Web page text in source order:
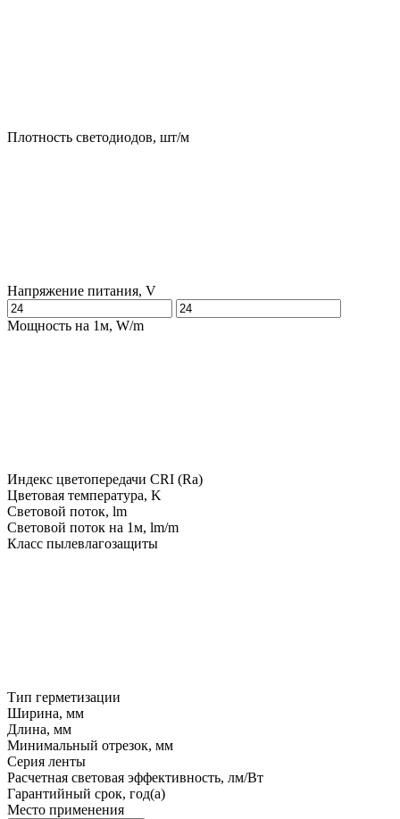
Плотность светодиодов, шт/м
Напряжение питания, V
Мощность на 1м, W/m
Индекс цветопередачи CRI (Ra)
Цветовая температура, K
Световой поток, lm
Световой поток на 1м, lm/m
Класс пылевлагозащиты
Тип герметизации
Ширина, мм
Длина, мм
Минимальный отрезок, мм
Серия ленты
Расчетная световая эффективность, лм/Вт
Гарантийный срок, год(а)
Место применения